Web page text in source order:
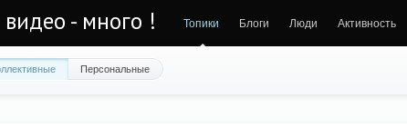
- много ! Топики Блоги Люди Активность
Персональные